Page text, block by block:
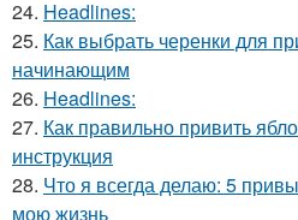
24. Headlines:
25. Как выбрать черенки для
начинающим
26. Headlines:
27. Как правильно привить
инструкция
28. Что я всегда делаю: 5
мою жизнь